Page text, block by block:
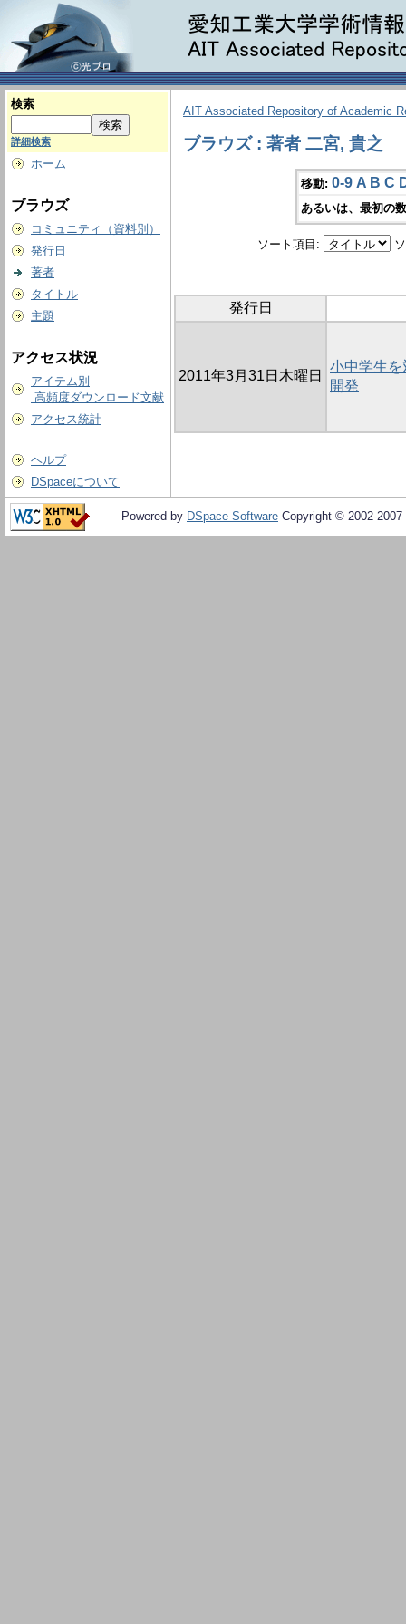
検索
詳細検索
ホーム
ブラウズ
コミュニティ（資料別）
発行日
著者
タイトル
主題
アクセス状況
アイテム別
高頻度ダウンロード文献
アクセス統計
ヘルプ
DSpaceについて
AIT Associated Repository of Academic
ブラウズ : 著者 二宮, 貴之
移動: 0-9 A B C
あるいは、最初の
ソート項目:
発行日
2011年3月31日木曜日
小中学生
開発
Powered by DSpace Software Copyright © 2002-2007